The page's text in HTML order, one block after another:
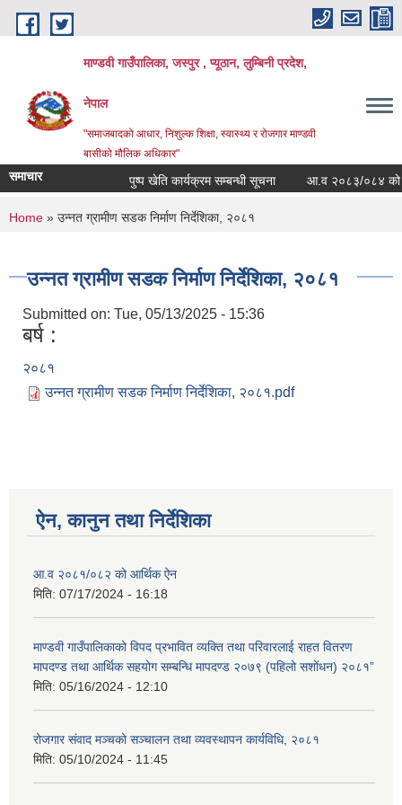
Skip to main content
माण्डवी गाउँपालिका, जस्पुर , प्यूठान, लुम्बिनी प्रदेश,
नेपाल
"समाजबादको आधार, निशुल्क शिक्षा, स्वास्थ्य र रोजगार माण्डवी
बासीको मौलिक अधिकार"
समाचार पुष्प खेति कार्यक्रम सम्बन्धी सूचना आ.व २०८३/०८४ को
You are here
Home » उन्नत ग्रामीण सडक निर्माण निर्देशिका, २०८१
उन्नत ग्रामीण सडक निर्माण निर्देशिका, २०८१
Submitted on: Tue, 05/13/2025 - 15:36
बर्ष :
२०८१
उन्नत ग्रामीण सडक निर्माण निर्देशिका, २०८१.pdf
ऐन, कानुन तथा निर्देशिका
आ.व २०८१/०८२ को आर्थिक ऐन
मिति: 07/17/2024 - 16:18
माण्डवी गाउँपालिकाको विपद प्रभावित व्यक्ति तथा परिवारलाई राहत वितरण
मापदण्ड तथा आर्थिक सहयोग सम्बन्धि मापदण्ड २०७९ (पहिलो सशोंधन) २०८१”
मिति: 05/16/2024 - 12:10
रोजगार संवाद मञ्चको सञ्चालन तथा व्यवस्थापन कार्यविधि, २०८१
मिति: 05/10/2024 - 11:45